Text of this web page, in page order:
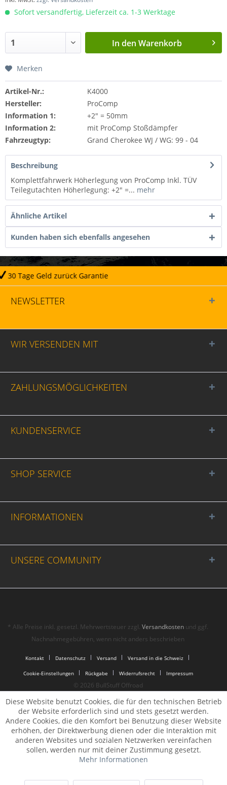
Sofort versandfertig, Lieferzeit ca. 1-3 Werktage
In den Warenkorb
Merken
Artikel-Nr.:
K4000
Hersteller:
ProComp
Information 1:
+2" = 50mm
Information 2:
mit ProComp Stoßdämpfer
Fahrzeugtyp:
Grand Cherokee WJ / WG: 99 - 04
Beschreibung
Komplettfahrwerk Höherlegung von ProComp Inkl. TÜV
Teilegutachten Höherlegung: +2" =... mehr
Ähnliche Artikel
Kunden haben sich ebenfalls angesehen
Garantie
NEWSLETTER
WIR VERSENDEN MIT
ZAHLUNGSMÖGLICHKEITEN
KUNDENSERVICE
SHOP SERVICE
INFORMATIONEN
UNSERE COMMUNITY
* Alle Preise inkl. gesetzl. Mehrwertsteuer zzgl.Versandkosten und ggf.
Nachnahmegebühren, wenn nicht anders beschrieben
Kontakt Datenschutz Versand Versand in die Schweiz
Cookie-Einstellungen Rückgabe Widerrufsrecht Impressum
© 2026 BullStuff Offroad
Diese Website benutzt Cookies, die für den technischen Betrieb
der Website erforderlich sind und stets gesetzt werden.
Andere Cookies, die den Komfort bei Benutzung dieser Website
erhöhen, der Direktwerbung dienen oder die Interaktion mit
anderen Websites und sozialen Netzwerken vereinfachen
sollen, werden nur mit deiner Zustimmung gesetzt.
Mehr Informationen